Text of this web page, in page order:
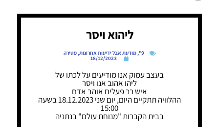
ליהוא ויסר
9"
,מודעת אבל ידיעות אחרונות,פטירה
18/12/2023
בעצב עמוק אנו מודיעים על לכתו של
ליהו אהוב אנו ויסר
איש רב פעלים אוהב אדם
ההלוויה תתקיים היום, יום שני 18.12.2023 בשעה
15:00
בבית הקברות "מנוחת עולם" בנתניה